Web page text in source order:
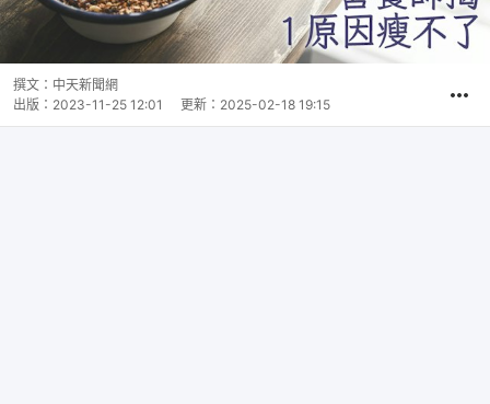
撰文： 中天新聞網
出版： 2023-11-25 12:01 更新： 2025-02-18 19:15